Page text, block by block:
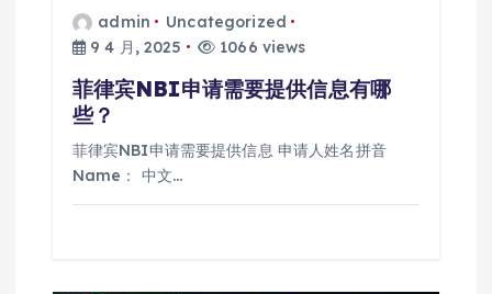
admin
Uncategorized
9 4 月, 2025
1066 views
菲律宾NBI申请需要提供信息有哪
些？
菲律宾NBI申请需要提供信息 申请人姓名拼音
Name： 中文…